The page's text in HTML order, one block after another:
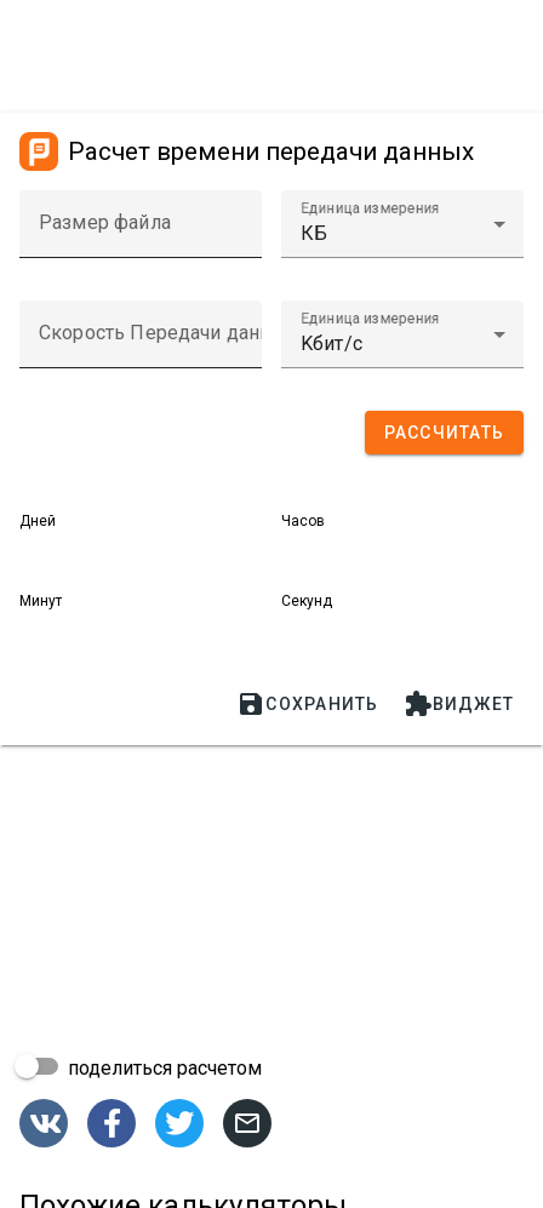
Расчет времени передачи данных
Размер файла
Единица измерения
Скорость Передачи данных
Единица измерения
РАССЧИТАТЬ
Дней Часов
Минут Секунд
 СОХРАНИТЬ ВИДЖЕТ
поделиться расчетом
   